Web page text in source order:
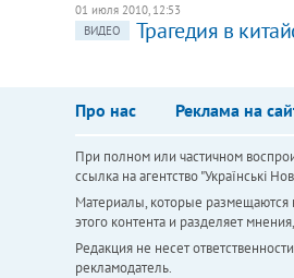
01 июля 2010, 12:53
ВИДЕО
Трагедия в
Про нас Реклама на
При полном или частичном
ссылка на агентство "Українськi
Материалы, которые размещаются
этого контента и разделяет
Редакция не несет
рекламодатель.